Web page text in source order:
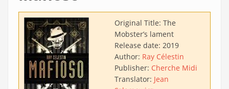
Original Title: The
Mobster’s lament
Release date: 2019
Author: Ray Célestin
Publisher: Cherche Midi
Translator: Jean